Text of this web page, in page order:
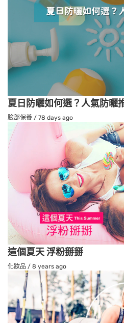
夏日防曬如何選？人氣防曬
臉部保養 / 78 days ago
這個夏天 浮粉掰掰
化妝品 / 8 years ago